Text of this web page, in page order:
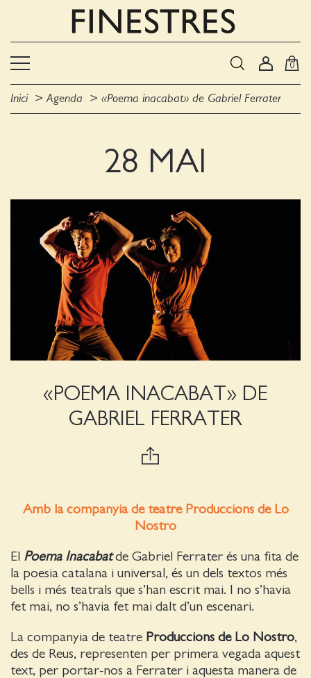
0
Inici Agenda «Poema inacabat» de Gabriel Ferrater
28 MAI
«POEMA INACABAT» DE
GABRIEL FERRATER
Amb la companyia de teatre Produccions de Lo
Nostro
El Poema Inacabatde Gabriel Ferrater és una fita de
la poesia catalana i universal, és un dels textos més
bells i més teatrals que s’han escrit mai. I no s’havia
fet mai, no s’havia fet mai dalt d’un escenari.
La companyia de teatre Produccions de Lo Nostro,
des de Reus, representen per primera vegada aquest
text, per portar-nos a Ferrater i aquesta manera de